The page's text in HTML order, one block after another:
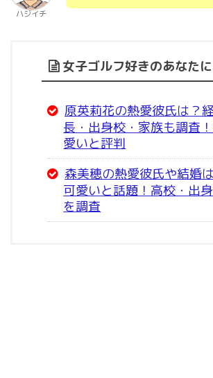
ハジイチ
女子ゴルフ好きのあなた
原英莉花の熱愛彼氏は？
長・出身校・家族も調査
愛いと評判
森美穂の熱愛彼氏や結婚
可愛いと話題！高校・出
を調査